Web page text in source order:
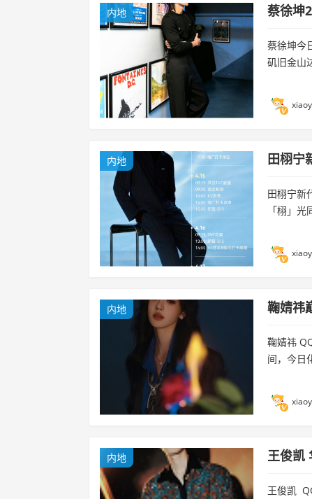
内地 蔡徐坤
蔡徐坤今
矶旧金山
内地 田栩宁
田栩宁新
「栩」
内地 鞠婧祎
鞠婧祎
间，今日
内地 王俊凯
王俊凯